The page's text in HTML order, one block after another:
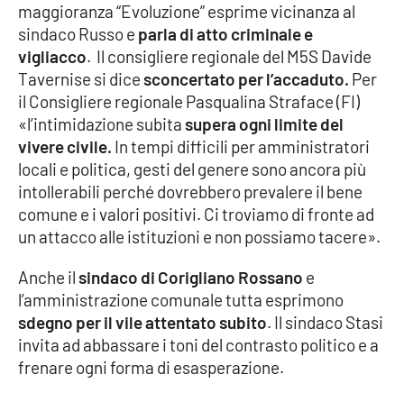
Parchi Marini Calabria
Leggendo Alvaro insieme
Imprese Di Calabria
Le perfidie di Antonella Grippo
Venti di comunicazione
STREAMING
LaC TV
LaC Network
maggioranza “Evoluzione” esprime vicinanza al
sindaco Russo e parla di atto criminale e
vigliacco. Il consigliere regionale del M5S Davide
Tavernise si dicesconcertato per l’accaduto. Per
il Consigliere regionale Pasqualina Straface (FI)
«l’intimidazione subitasupera ogni limite del
vivere civile. In tempi difficili per amministratori
locali e politica, gesti del genere sono ancora più
intollerabili perché dovrebbero prevalere il bene
comune e i valori positivi. Ci troviamo di fronte ad
un attacco alle istituzioni e non possiamo tacere».
Anche ilsindaco di Corigliano Rossano e
l’amministrazione comunale tutta esprimono
sdegno per il vile attentato subito. Il sindaco Stasi
invita ad abbassare i toni del contrasto politico e a
frenare ogni forma di esasperazione.